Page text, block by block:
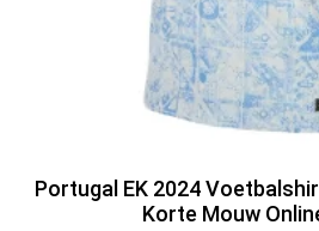
Portugal EK 2024
Korte Mouw